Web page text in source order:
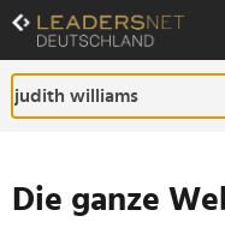
Zum
Inhalt
Zur
Fußzeilen-
Navigation
Die ganze